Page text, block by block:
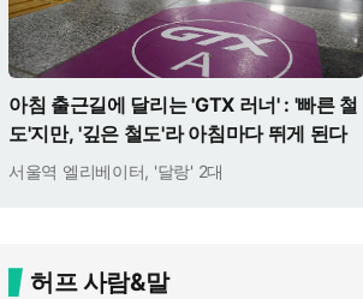
아침 출근길에 달리는 'GTX 러너' : '빠른 철
도'지만, '깊은 철도'라 아침마다 뛰게 된다
서울역 엘리베이터, '달랑' 2대
허프 사람&말